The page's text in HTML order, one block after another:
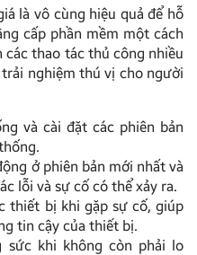
là vô cùng hiệu quả để hỗ
cấp phần mềm một cách
thao tác thủ công nhiều
nghiệm thú vị cho người
và cài đặt các phiên bản
ở phiên bản mới nhất và
lỗi và sự cố có thể xảy ra.
thiết bị khi gặp sự cố, giúp
tin cậy của thiết bị.
sức khi không còn phải lo